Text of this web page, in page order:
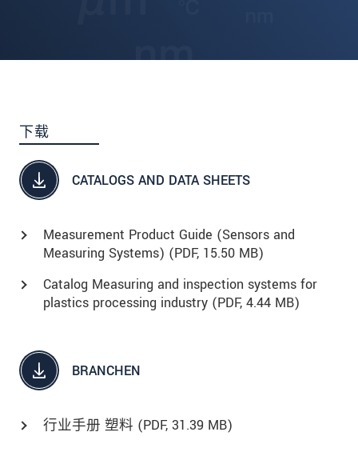
下载
CATALOGS AND DATA SHEETS
Measurement Product Guide (Sensors and
Measuring Systems) (PDF, 15.50 MB)
Catalog Measuring and inspection systems for
plastics processing industry (PDF, 4.44 MB)
BRANCHEN
行业手册 塑料 (PDF, 31.39 MB)